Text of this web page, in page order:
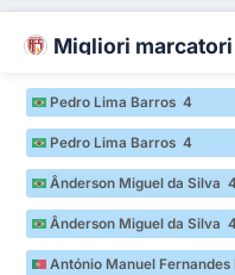
Migliori marcatori
Pedro Lima Barros 4
Pedro Lima Barros 4
Ânderson Miguel da Silva
Ânderson Miguel da Silva
António Manuel